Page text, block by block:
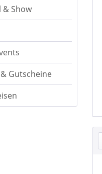
& Show
Gutscheine